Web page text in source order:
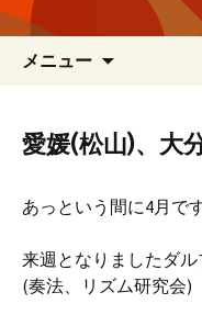
メニュー
ン
ツ
移
愛媛(松山)、大
あっという間に4月です
来週となりましたダ
(奏法、リズム研究会)